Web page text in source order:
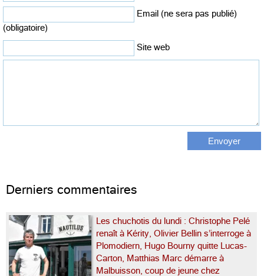
Email (ne sera pas publié)
(obligatoire)
Site web
Derniers commentaires
Les chuchotis du lundi : Christophe Pelé
renaît à Kérity, Olivier Bellin s’interroge à
Plomodiern, Hugo Bourny quitte Lucas-
Carton, Matthias Marc démarre à
Malbuisson, coup de jeune chez